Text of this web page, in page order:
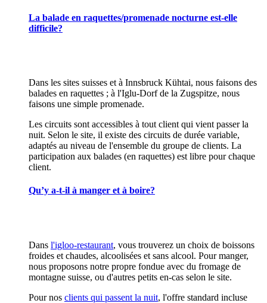
La balade en raquettes/promenade nocturne est-elle
difficile?
Dans les sites suisses et à Innsbruck Kühtai, nous faisons des
balades en raquettes ; à l'Iglu-Dorf de la Zugspitze, nous
faisons une simple promenade.
Les circuits sont accessibles à tout client qui vient passer la
nuit. Selon le site, il existe des circuits de durée variable,
adaptés au niveau de l'ensemble du groupe de clients. La
participation aux balades (en raquettes) est libre pour chaque
client.
Qu’y a-t-il à manger et à boire?
Dans l'igloo-restaurant, vous trouverez un choix de boissons
froides et chaudes, alcoolisées et sans alcool. Pour manger,
nous proposons notre propre fondue avec du fromage de
montagne suisse, ou d'autres petits en-cas selon le site.
Pour nos clients qui passent la nuit, l'offre standard incluse